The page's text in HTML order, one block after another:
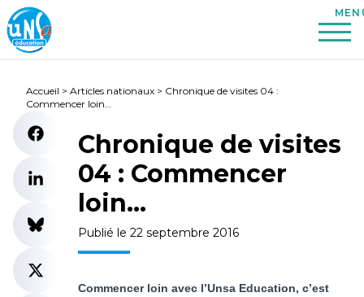
Accueil > Articles nationaux > Chronique de visites 04 :
Commencer loin…
Chronique de visites
04 : Commencer
loin…
Publié le 22 septembre 2016
Commencer loin avec l’Unsa Education, c’est